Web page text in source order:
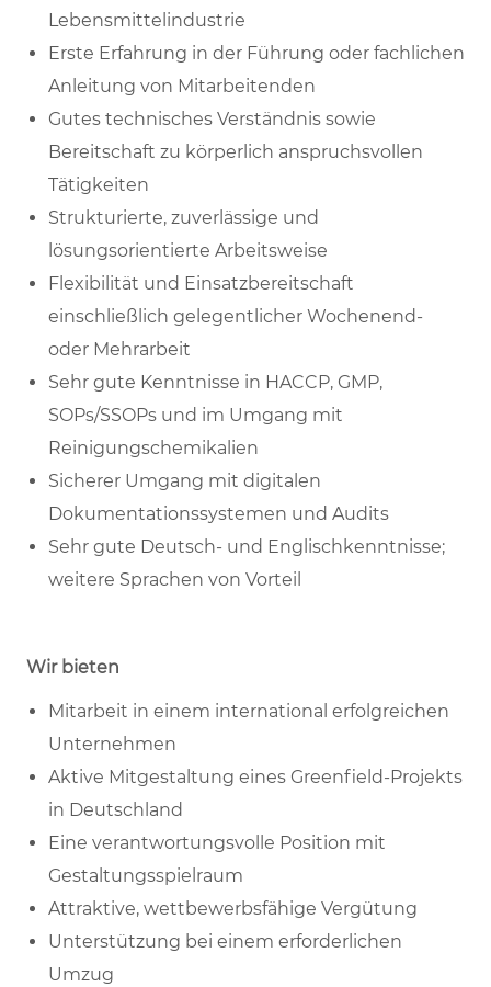
Lebensmittelindustrie
Erste Erfahrung in der Führung oder fachlichen
Anleitung von Mitarbeitenden
Gutes technisches Verständnis sowie
Bereitschaft zu körperlich anspruchsvollen
Tätigkeiten
Strukturierte, zuverlässige und
lösungsorientierte Arbeitsweise
Flexibilität und Einsatzbereitschaft
einschließlich gelegentlicher Wochenend-
oder Mehrarbeit
Sehr gute Kenntnisse in HACCP, GMP,
SOPs/SSOPs und im Umgang mit
Reinigungschemikalien
Sicherer Umgang mit digitalen
Dokumentationssystemen und Audits
Sehr gute Deutsch- und Englischkenntnisse;
weitere Sprachen von Vorteil
Wir bieten
Mitarbeit in einem international erfolgreichen
Unternehmen
Aktive Mitgestaltung eines Greenfield-Projekts
in Deutschland
Eine verantwortungsvolle Position mit
Gestaltungsspielraum
Attraktive, wettbewerbsfähige Vergütung
Unterstützung bei einem erforderlichen
Umzug